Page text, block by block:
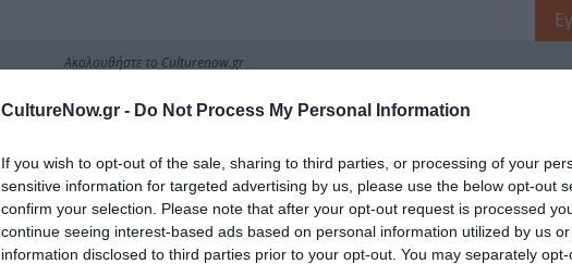
CultureNow.gr - Do Not Process My Personal Information
If you wish to opt-out of the sale, sharing to third parties, or processing of your
sensitive information for targeted advertising by us, please use the below opt-out
confirm your selection. Please note that after your opt-out request is processed
continue seeing interest-based ads based on personal information utilized by us
information disclosed to third parties prior to your opt-out. You may separately
Ακολουθήστε το Culturenow.gr
Σχετικά Άρθρα